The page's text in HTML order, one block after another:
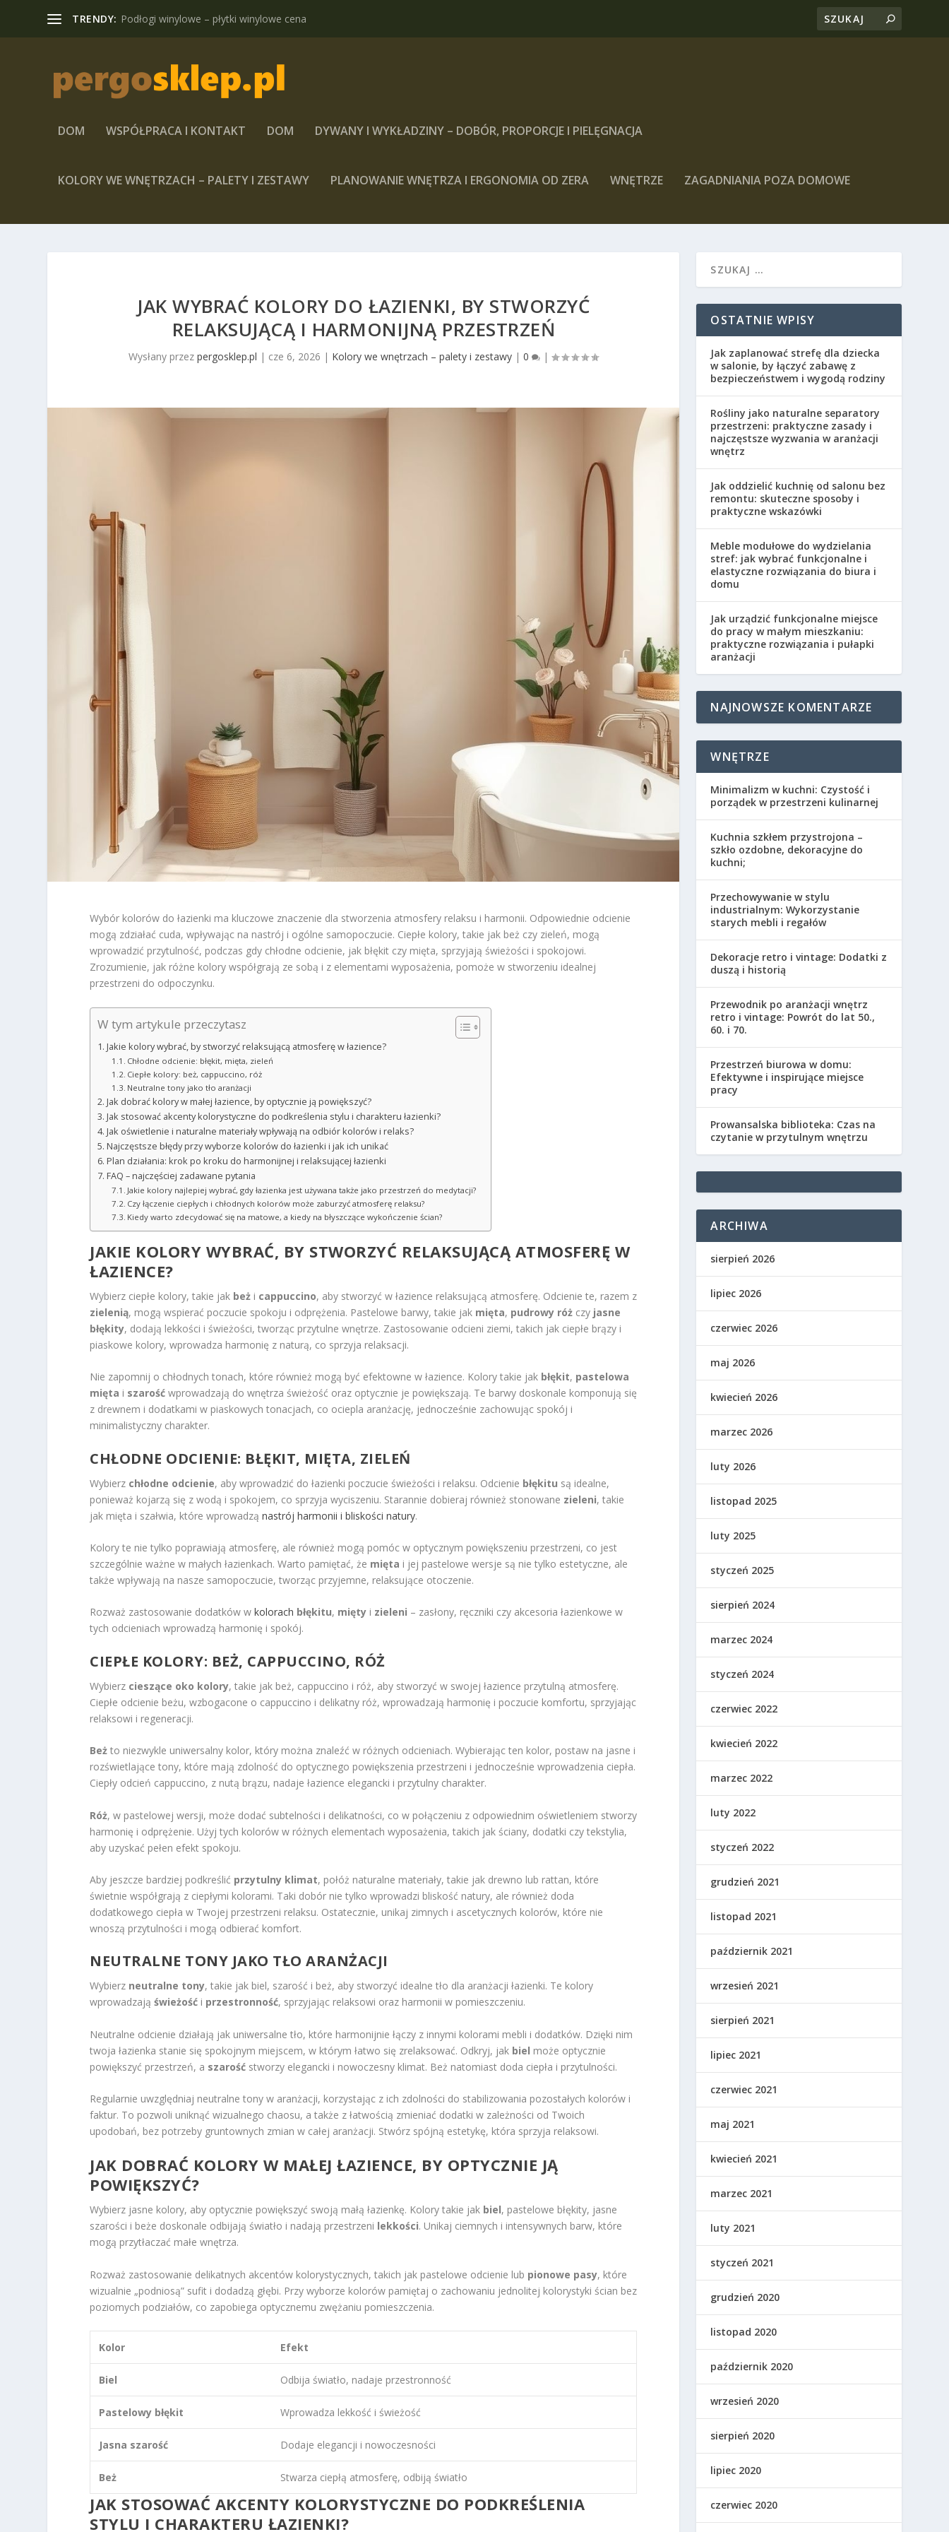
TRENDY: Podłogi winylowe – płytki winylowe cena
DOM WSPÓŁPRACA I KONTAKT DOM DYWANY I WYKŁADZINY – DOBÓR, PROPORCJE I PIELĘGNACJA
KOLORY WE WNĘTRZACH – PALETY I ZESTAWY PLANOWANIE WNĘTRZA I ERGONOMIA OD ZERA WNĘTRZE ZAGADNIANIA POZA DOMOWE
JAK WYBRAĆ KOLORY DO ŁAZIENKI, BY STWORZYĆ
RELAKSUJĄCĄ I HARMONIJNĄ PRZESTRZEŃ
Wysłany przezpergosklep.pl | cze 6, 2026 | Kolory we wnętrzach – palety i zestawy |0 |
Wybór kolorów do łazienki ma kluczowe znaczenie dla stworzenia atmosfery relaksu i harmonii. Odpowiednie odcienie
mogą zdziałać cuda, wpływając na nastrój i ogólne samopoczucie. Ciepłe kolory, takie jak beż czy zieleń, mogą
wprowadzić przytulność, podczas gdy chłodne odcienie, jak błękit czy mięta, sprzyjają świeżości i spokojowi.
Zrozumienie, jak różne kolory współgrają ze sobą i z elementami wyposażenia, pomoże w stworzeniu idealnej
przestrzeni do odpoczynku.
W tym artykule przeczytasz
Jakie kolory wybrać, by stworzyć relaksującą atmosferę w łazience?
Chłodne odcienie: błękit, mięta, zieleń
Ciepłe kolory: beż, cappuccino, róż
Neutralne tony jako tło aranżacji
Jak dobrać kolory w małej łazience, by optycznie ją powiększyć?
Jak stosować akcenty kolorystyczne do podkreślenia stylu i charakteru łazienki?
Jak oświetlenie i naturalne materiały wpływają na odbiór kolorów i relaks?
Najczęstsze błędy przy wyborze kolorów do łazienki i jak ich unikać
Plan działania: krok po kroku do harmonijnej i relaksującej łazienki
FAQ – najczęściej zadawane pytania
Jakie kolory najlepiej wybrać, gdy łazienka jest używana także jako przestrzeń do medytacji?
Czy łączenie ciepłych i chłodnych kolorów może zaburzyć atmosferę relaksu?
Kiedy warto zdecydować się na matowe, a kiedy na błyszczące wykończenie ścian?
JAKIE KOLORY WYBRAĆ, BY STWORZYĆ RELAKSUJĄCĄ ATMOSFERĘ W
ŁAZIENCE?
Wybierz ciepłe kolory, takie jak beż i cappuccino, aby stworzyć w łazience relaksującą atmosferę. Odcienie te, razem z
zielenią, mogą wspierać poczucie spokoju i odprężenia. Pastelowe barwy, takie jak mięta, pudrowy róż czy jasne
błękity, dodają lekkości i świeżości, tworząc przytulne wnętrze. Zastosowanie odcieni ziemi, takich jak ciepłe brązy i
piaskowe kolory, wprowadza harmonię z naturą, co sprzyja relaksacji.
Nie zapomnij o chłodnych tonach, które również mogą być efektowne w łazience. Kolory takie jak błękit, pastelowa
mięta i szarość wprowadzają do wnętrza świeżość oraz optycznie je powiększają. Te barwy doskonale komponują się
z drewnem i dodatkami w piaskowych tonacjach, co ociepla aranżację, jednocześnie zachowując spokój i
minimalistyczny charakter.
CHŁODNE ODCIENIE: BŁĘKIT, MIĘTA, ZIELEŃ
Wybierz chłodne odcienie, aby wprowadzić do łazienki poczucie świeżości i relaksu. Odcienie błękitu są idealne,
ponieważ kojarzą się z wodą i spokojem, co sprzyja wyciszeniu. Starannie dobieraj również stonowane zieleni, takie
jak mięta i szałwia, które wprowadząnastrój harmonii i bliskości natury.
Kolory te nie tylko poprawiają atmosferę, ale również mogą pomóc w optycznym powiększeniu przestrzeni, co jest
szczególnie ważne w małych łazienkach. Warto pamiętać, że mięta i jej pastelowe wersje są nie tylko estetyczne, ale
także wpływają na nasze samopoczucie, tworząc przyjemne, relaksujące otoczenie.
Rozważ zastosowanie dodatków wkolorach błękitu, mięty i zieleni – zasłony, ręczniki czy akcesoria łazienkowe w
tych odcieniach wprowadzą harmonię i spokój.
CIEPŁE KOLORY: BEŻ, CAPPUCCINO, RÓŻ
Wybierz cieszące oko kolory, takie jak beż, cappuccino i róż, aby stworzyć w swojej łazience przytulną atmosferę.
Ciepłe odcienie beżu, wzbogacone o cappuccino i delikatny róż, wprowadzają harmonię i poczucie komfortu, sprzyjając
relaksowi i regeneracji.
Beż to niezwykle uniwersalny kolor, który można znaleźć w różnych odcieniach. Wybierając ten kolor, postaw na jasne i
rozświetlające tony, które mają zdolność do optycznego powiększenia przestrzeni i jednocześnie wprowadzenia ciepła.
Ciepły odcień cappuccino, z nutą brązu, nadaje łazience elegancki i przytulny charakter.
Róż, w pastelowej wersji, może dodać subtelności i delikatności, co w połączeniu z odpowiednim oświetleniem stworzy
harmonię i odprężenie. Użyj tych kolorów w różnych elementach wyposażenia, takich jak ściany, dodatki czy tekstylia,
aby uzyskać pełen efekt spokoju.
Aby jeszcze bardziej podkreślić przytulny klimat, połóż naturalne materiały, takie jak drewno lub rattan, które
świetnie współgrają z ciepłymi kolorami. Taki dobór nie tylko wprowadzi bliskość natury, ale również doda
dodatkowego ciepła w Twojej przestrzeni relaksu. Ostatecznie, unikaj zimnych i ascetycznych kolorów, które nie
wnoszą przytulności i mogą odbierać komfort.
NEUTRALNE TONY JAKO TŁO ARANŻACJI
Wybierz neutralne tony, takie jak biel, szarość i beż, aby stworzyć idealne tło dla aranżacji łazienki. Te kolory
wprowadzająświeżość i przestronność, sprzyjając relaksowi oraz harmonii w pomieszczeniu.
Neutralne odcienie działają jak uniwersalne tło, które harmonijnie łączy z innymi kolorami mebli i dodatków. Dzięki nim
twoja łazienka stanie się spokojnym miejscem, w którym łatwo się zrelaksować. Odkryj, jak biel może optycznie
powiększyć przestrzeń, a szarość stworzy elegancki i nowoczesny klimat. Beż natomiast doda ciepła i przytulności.
Regularnie uwzględniaj neutralne tony w aranżacji, korzystając z ich zdolności do stabilizowania pozostałych kolorów i
faktur. To pozwoli uniknąć wizualnego chaosu, a także z łatwością zmieniać dodatki w zależności od Twoich
upodobań, bez potrzeby gruntownych zmian w całej aranżacji. Stwórz spójną estetykę, która sprzyja relaksowi.
JAK DOBRAĆ KOLORY W MAŁEJ ŁAZIENCE, BY OPTYCZNIE JĄ
POWIĘKSZYĆ?
Wybierz jasne kolory, aby optycznie powiększyć swoją małą łazienkę. Kolory takie jak biel, pastelowe błękity, jasne
szarości i beże doskonale odbijają światło i nadają przestrzeni lekkości. Unikaj ciemnych i intensywnych barw, które
mogą przytłaczać małe wnętrza.
Rozważ zastosowanie delikatnych akcentów kolorystycznych, takich jak pastelowe odcienie lub pionowe pasy, które
wizualnie „podniosą” sufit i dodadzą głębi. Przy wyborze kolorów pamiętaj o zachowaniu jednolitej kolorystyki ścian bez
poziomych podziałów, co zapobiega optycznemu zwężaniu pomieszczenia.
Kolor Efekt
Biel Odbija światło, nadaje przestronność
Pastelowy błękit Wprowadza lekkość i świeżość
Jasna szarość Dodaje elegancji i nowoczesności
Beż Stwarza ciepłą atmosferę, odbiją światło
JAK STOSOWAĆ AKCENTY KOLORYSTYCZNE DO PODKREŚLENIA
STYLU I CHARAKTERU ŁAZIENKI?
OSTATNIE WPISY
Jak zaplanować strefę dla dziecka
w salonie, by łączyć zabawę z
bezpieczeństwem i wygodą rodziny
Rośliny jako naturalne separatory
przestrzeni: praktyczne zasady i
najczęstsze wyzwania w aranżacji
wnętrz
Jak oddzielić kuchnię od salonu bez
remontu: skuteczne sposoby i
praktyczne wskazówki
Meble modułowe do wydzielania
stref: jak wybrać funkcjonalne i
elastyczne rozwiązania do biura i
domu
Jak urządzić funkcjonalne miejsce
do pracy w małym mieszkaniu:
praktyczne rozwiązania i pułapki
aranżacji
NAJNOWSZE KOMENTARZE
WNĘTRZE
Minimalizm w kuchni: Czystość i
porządek w przestrzeni kulinarnej
Kuchnia szkłem przystrojona –
szkło ozdobne, dekoracyjne do
kuchni;
Przechowywanie w stylu
industrialnym: Wykorzystanie
starych mebli i regałów
Dekoracje retro i vintage: Dodatki z
duszą i historią
Przewodnik po aranżacji wnętrz
retro i vintage: Powrót do lat 50.,
60. i 70.
Przestrzeń biurowa w domu:
Efektywne i inspirujące miejsce
pracy
Prowansalska biblioteka: Czas na
czytanie w przytulnym wnętrzu
ARCHIWA
sierpień 2026
lipiec 2026
czerwiec 2026
maj 2026
kwiecień 2026
marzec 2026
luty 2026
listopad 2025
luty 2025
styczeń 2025
sierpień 2024
marzec 2024
styczeń 2024
czerwiec 2022
kwiecień 2022
marzec 2022
luty 2022
styczeń 2022
grudzień 2021
listopad 2021
październik 2021
wrzesień 2021
sierpień 2021
lipiec 2021
czerwiec 2021
maj 2021
kwiecień 2021
marzec 2021
luty 2021
styczeń 2021
grudzień 2020
listopad 2020
październik 2020
wrzesień 2020
sierpień 2020
lipiec 2020
czerwiec 2020